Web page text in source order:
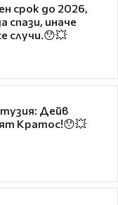
срок до 2026,
спази, иначе
случи.😯💥
Дейв
Кратос!😯💥